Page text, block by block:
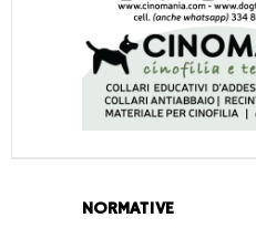
NORMATIVE